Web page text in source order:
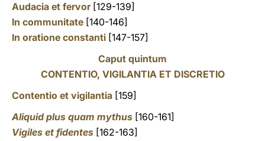
Audacia et fervor[129-139]
In communitate [140-146]
In oratione constanti [147-157]
Caput quintum
CONTENTIO, VIGILANTIA ET DISCRETIO
Contentio et vigilantia [159]
Aliquid plus quam mythus [160-161]
Vigiles et fidentes [162-163]